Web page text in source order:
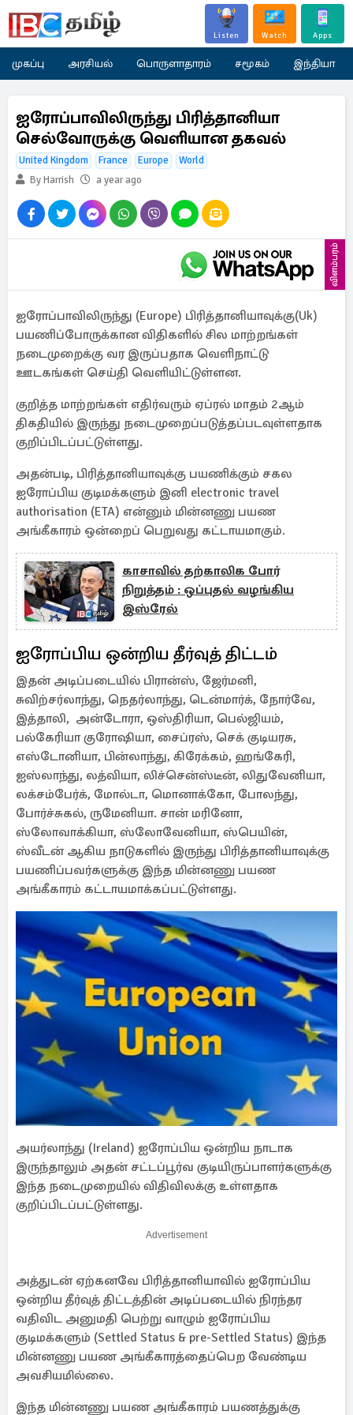
Listen Watch Apps
முகப்பு அரசியல் பொருளாதாரம் சமூகம் இந்தியா
ஐரோப்பாவிலிருந்து பிரித்தானியா
செல்வோருக்கு வெளியான தகவல்
United Kingdom France Europe
World
By Harrish
a year ago
விளம்பரம்
ஐரோப்பாவிலிருந்து (Europe) பிரித்தானியாவுக்கு(Uk)
பயணிப்போருக்கான விதிகளில் சில மாற்றங்கள்
நடைமுறைக்கு வர இருப்பதாக வெளிநாட்டு
ஊடகங்கள் செய்தி வெளியிட்டுள்ளன.
குறித்த மாற்றங்கள் எதிர்வரும் ஏப்ரல் மாதம் 2ஆம்
திகதியில் இருந்து நடைமுறைப்படுத்தப்படவுள்ளதாக
குறிப்பிடப்பட்டுள்ளது.
அதன்படி, பிரித்தானியாவுக்கு பயணிக்கும் சகல
ஐரோப்பிய குடிமக்களும் இனி electronic travel
authorisation (ETA) என்னும் மின்னணு பயண
அங்கீகாரம் ஒன்றைப் பெறுவது கட்டாயமாகும்.
காசாவில் தற்காலிக போர்
நிறுத்தம் : ஒப்புதல் வழங்கிய
இஸ்ரேல்
ஐரோப்பிய ஒன்றிய தீர்வுத் திட்டம்
இதன் அடிப்படையில் பிரான்ஸ், ஜேர்மனி,
சுவிற்சர்லாந்து, நெதர்லாந்து, டென்மார்க், நோர்வே,
இத்தாலி, அன்டோரா, ஒஸ்திரியா, பெல்ஜியம்,
பல்கேரியா குரோஷியா, சைப்ரஸ், செக் குடியரசு,
எஸ்டோனியா, பின்லாந்து, கிரேக்கம், ஹங்கேரி,
ஐஸ்லாந்து, லத்வியா, லிச்சென்ஸ்டீன், லிதுவேனியா,
லக்சம்பேர்க், மோல்டா, மொனாக்கோ, போலந்து,
போர்ச்சுகல், ருமேனியா. சான் மரினோ,
ஸ்லோவாக்கியா, ஸ்லோவேனியா, ஸ்பெயின்,
ஸ்வீடன் ஆகிய நாடுகளில் இருந்து பிரித்தானியாவுக்கு
பயணிப்பவர்களுக்கு இந்த மின்னணு பயண
அங்கீகாரம் கட்டாயமாக்கப்பட்டுள்ளது.
அயர்லாந்து (Ireland) ஐரோப்பிய ஒன்றிய நாடாக
இருந்தாலும் அதன் சட்டப்பூர்வ குடியிருப்பாளர்களுக்கு
இந்த நடைமுறையில் விதிவிலக்கு உள்ளதாக
குறிப்பிடப்பட்டுள்ளது.
Advertisement
அத்துடன் ஏற்கனவே பிரித்தானியாவில் ஐரோப்பிய
ஒன்றிய தீர்வுத் திட்டத்தின் அடிப்படையில் நிரந்தர
வதிவிட அனுமதி பெற்று வாழும் ஐரோப்பிய
குடிமக்களும் (Settled Status & pre-Settled Status) இந்த
மின்னணு பயண அங்கீகாரத்தைப்பெற வேண்டிய
அவசியமில்லை.
இந்த மின்னணு பயண அங்கீகாரம் பயணத்துக்கு